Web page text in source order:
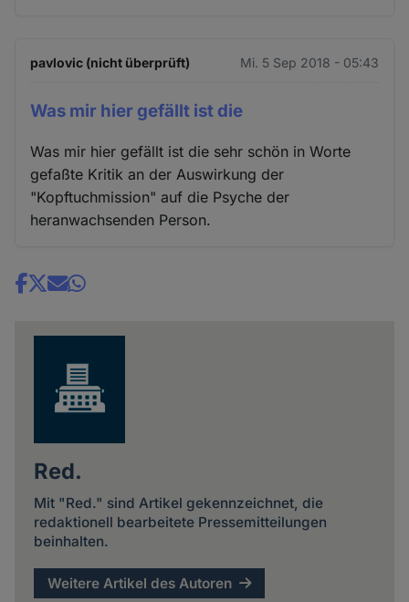
pavlovic (nicht überprüft) Mi. 5 Sep 2018 - 05:43
Was mir hier gefällt ist die
Was mir hier gefällt ist die sehr schön in Worte
gefaßte Kritik an der Auswirkung der
"Kopftuchmission" auf die Psyche der
heranwachsenden Person.
Share
Red.
Mit "Red." sind Artikel gekennzeichnet, die
redaktionell bearbeitete Pressemitteilungen
beinhalten.
Weitere Artikel des Autoren